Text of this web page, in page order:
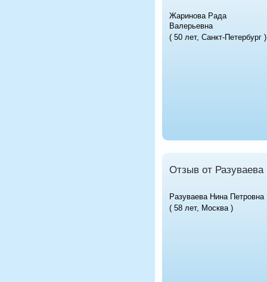
Жаринова Рада
Валерьевна
( 50 лет, Санкт-Петербург )
Отзыв от
Разуваева Нина Петровна
( 58 лет, Москва )